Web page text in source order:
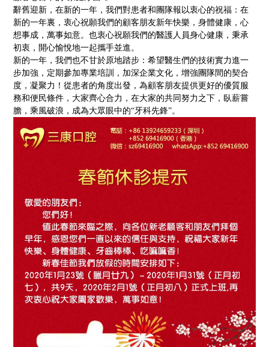
辭舊迎新，在新的一年，我們對患者和團隊報以衷心的祝福：在
新的一年裏，衷心祝願我們的顧客朋友新年快樂，身體健康，心
想事成，萬事如意。也衷心祝願我們的醫護人員身心健康，秉承
初衷，開心愉悅地一起攜手並進。
新的一年，我們也不甘於原地踏步：希望醫生們的技術實力進一
步加強，定期參加專業培訓，加深企業文化，增強團隊間的契合
度，凝聚力！從患者的角度出發，為顧客朋友提供更好的優質服
務和便民條件，大家齊心合力，在大家的共同努力之下，臥薪嘗
膽，乘風破浪，成為大眾眼中的“牙科先鋒”。